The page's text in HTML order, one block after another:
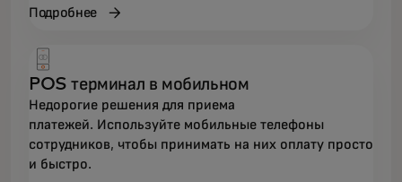
Подробнее
POS терминал в мобильном
Недорогие решения для приема
платежей. Используйте мобильные телефоны
сотрудников, чтобы принимать на них оплату просто
и быстро.